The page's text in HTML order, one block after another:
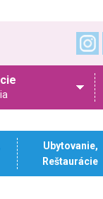
Ubytovanie,
Reštaurácie